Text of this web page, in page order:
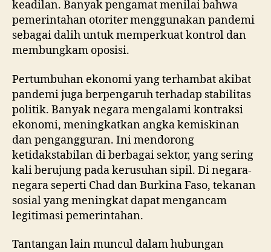
keadilan. Banyak pengamat menilai bahwa
pemerintahan otoriter menggunakan pandemi
sebagai dalih untuk memperkuat kontrol dan
membungkam oposisi.
Pertumbuhan ekonomi yang terhambat akibat
pandemi juga berpengaruh terhadap stabilitas
politik. Banyak negara mengalami kontraksi
ekonomi, meningkatkan angka kemiskinan
dan pengangguran. Ini mendorong
ketidakstabilan di berbagai sektor, yang sering
kali berujung pada kerusuhan sipil. Di negara-
negara seperti Chad dan Burkina Faso, tekanan
sosial yang meningkat dapat mengancam
legitimasi pemerintahan.
Tantangan lain muncul dalam hubungan